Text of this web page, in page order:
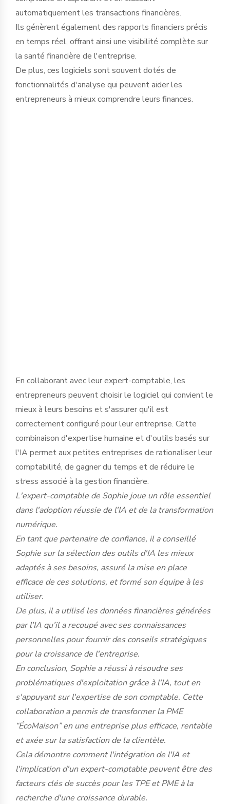
automatiquement les transactions financières.
Ils génèrent également des rapports financiers précis
en temps réel, offrant ainsi une visibilité complète sur
la santé financière de l'entreprise.
De plus, ces logiciels sont souvent dotés de
fonctionnalités d'analyse qui peuvent aider les
entrepreneurs à mieux comprendre leurs finances.
En collaborant avec leur expert-comptable, les
entrepreneurs peuvent choisir le logiciel qui convient le
mieux à leurs besoins et s'assurer qu'il est
correctement configuré pour leur entreprise. Cette
combinaison d'expertise humaine et d'outils basés sur
l'IA permet aux petites entreprises de rationaliser leur
comptabilité, de gagner du temps et de réduire le
stress associé à la gestion financière.
L'expert-comptable de Sophie joue un rôle essentiel
dans l'adoption réussie de l'IA et de la transformation
numérique.
En tant que partenaire de confiance, il a conseillé
Sophie sur la sélection des outils d'IA les mieux
adaptés à ses besoins, assuré la mise en place
efficace de ces solutions, et formé son équipe à les
utiliser.
De plus, il a utilisé les données financières générées
par l'IA qu’il a recoupé avec ses connaissances
personnelles pour fournir des conseils stratégiques
pour la croissance de l'entreprise.
En conclusion, Sophie a réussi à résoudre ses
problématiques d'exploitation grâce à l'IA, tout en
s'appuyant sur l'expertise de son comptable. Cette
collaboration a permis de transformer la PME
“ÉcoMaison” en une entreprise plus efficace, rentable
et axée sur la satisfaction de la clientèle.
Cela démontre comment l'intégration de l'IA et
l'implication d'un expert-comptable peuvent être des
facteurs clés de succès pour les TPE et PME à la
recherche d'une croissance durable.